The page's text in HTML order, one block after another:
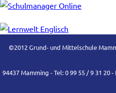
©2012 Grund- und Mittelschule
94437 Mamming - Tel: 0 99 55 / 9 31 20 -